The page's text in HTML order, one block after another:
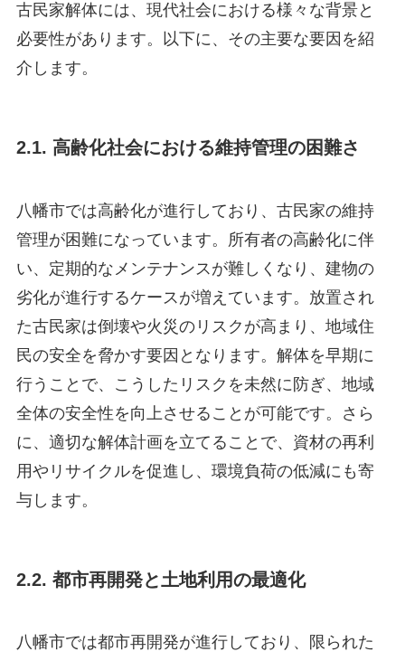
古民家解体には、現代社会における様々な背景と
必要性があります。以下に、その主要な要因を紹
介します。
2.1. 高齢化社会における維持管理の困難さ
八幡市では高齢化が進行しており、古民家の維持
管理が困難になっています。所有者の高齢化に伴
い、定期的なメンテナンスが難しくなり、建物の
劣化が進行するケースが増えています。放置され
た古民家は倒壊や火災のリスクが高まり、地域住
民の安全を脅かす要因となります。解体を早期に
行うことで、こうしたリスクを未然に防ぎ、地域
全体の安全性を向上させることが可能です。さら
に、適切な解体計画を立てることで、資材の再利
用やリサイクルを促進し、環境負荷の低減にも寄
与します。
2.2. 都市再開発と土地利用の最適化
八幡市では都市再開発が進行しており、限られた